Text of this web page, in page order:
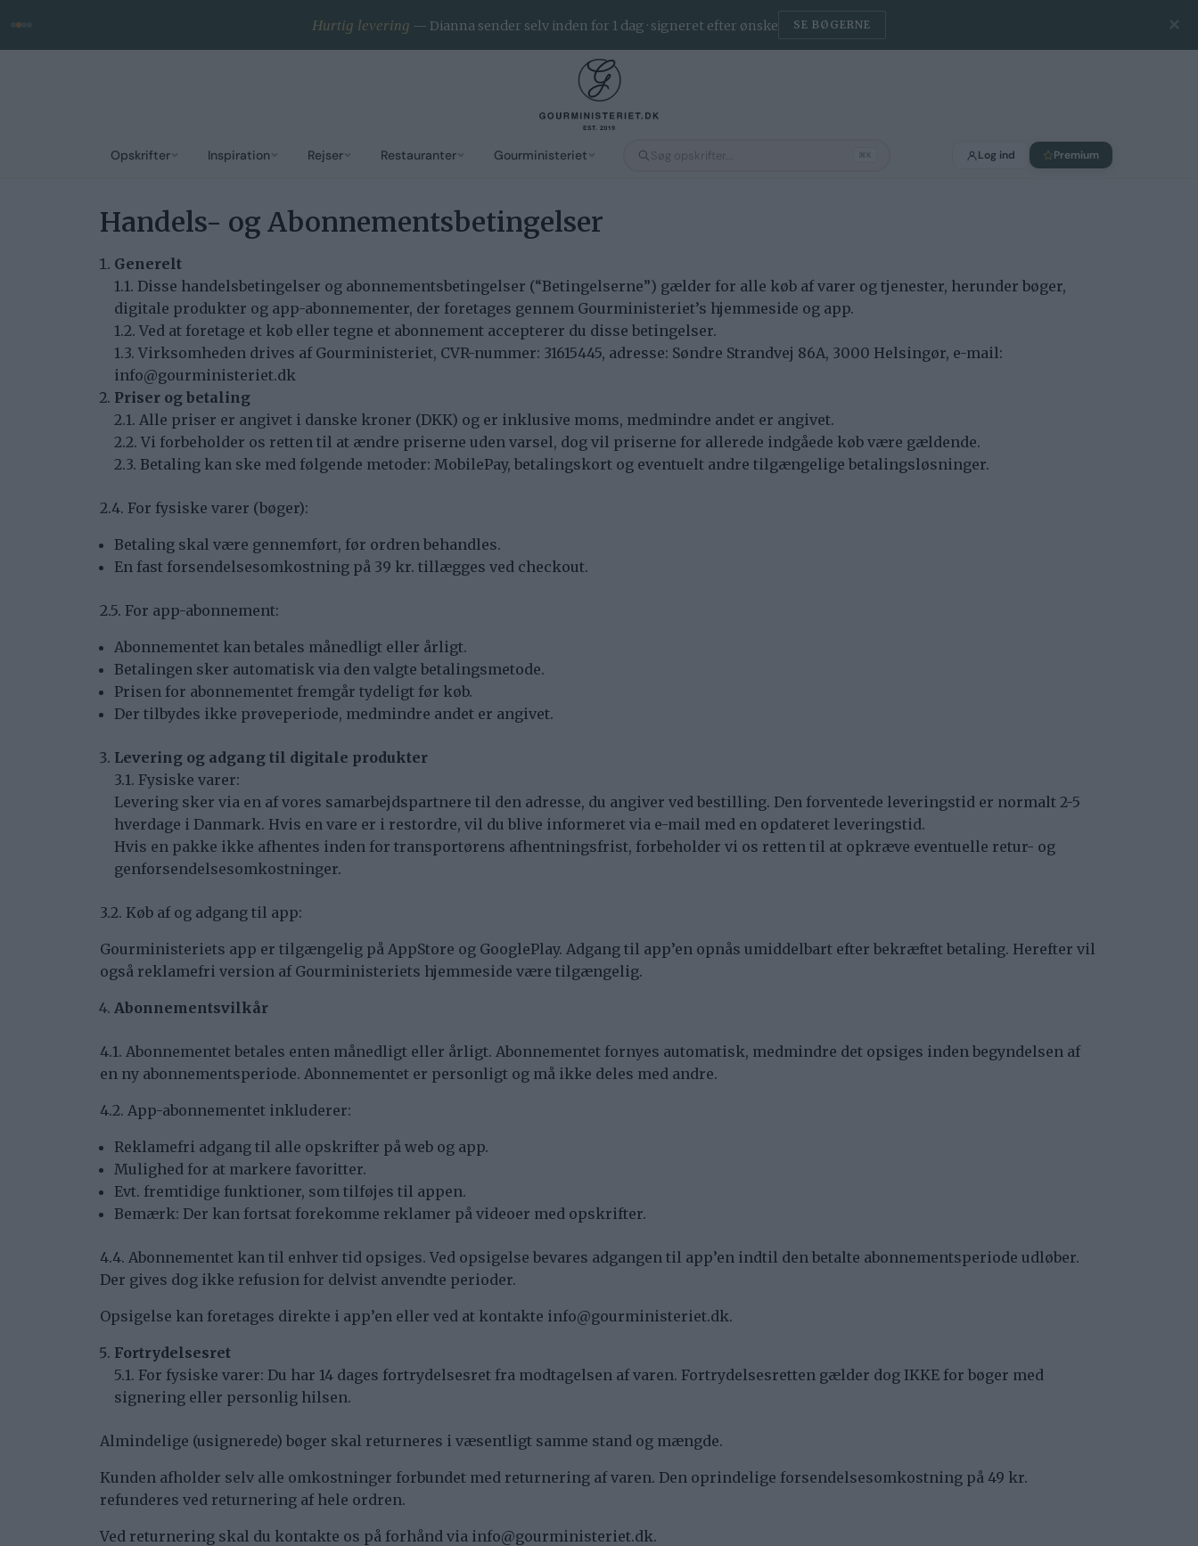
Opskrifter Inspiration Rejser Restauranter Gourministeriet ⌘K Log ind Premium
Hurtig levering — Dianna sender selv inden for 1 dag · signeret efter ønske SE BØGERNE ✕
Handels- og Abonnementsbetingelser
Generelt
1.1. Disse handelsbetingelser og abonnementsbetingelser (“Betingelserne”) gælder for alle køb af varer og tjenester, herunder bøger,
digitale produkter og app-abonnementer, der foretages gennem Gourministeriet’s hjemmeside og app.
1.2. Ved at foretage et køb eller tegne et abonnement accepterer du disse betingelser.
1.3. Virksomheden drives af Gourministeriet, CVR-nummer: 31615445, adresse: Søndre Strandvej 86A, 3000 Helsingør, e-mail:
info@gourministeriet.dk
Priser og betaling
2.1. Alle priser er angivet i danske kroner (DKK) og er inklusive moms, medmindre andet er angivet.
2.2. Vi forbeholder os retten til at ændre priserne uden varsel, dog vil priserne for allerede indgåede køb være gældende.
2.3. Betaling kan ske med følgende metoder: MobilePay, betalingskort og eventuelt andre tilgængelige betalingsløsninger.
2.4. For fysiske varer (bøger):
Betaling skal være gennemført, før ordren behandles.
En fast forsendelsesomkostning på 39 kr. tillægges ved checkout.
2.5. For app-abonnement:
Abonnementet kan betales månedligt eller årligt.
Betalingen sker automatisk via den valgte betalingsmetode.
Prisen for abonnementet fremgår tydeligt før køb.
Der tilbydes ikke prøveperiode, medmindre andet er angivet.
Levering og adgang til digitale produkter
3.1. Fysiske varer:
Levering sker via en af vores samarbejdspartnere til den adresse, du angiver ved bestilling. Den forventede leveringstid er normalt 2-5
hverdage i Danmark. Hvis en vare er i restordre, vil du blive informeret via e-mail med en opdateret leveringstid.
Hvis en pakke ikke afhentes inden for transportørens afhentningsfrist, forbeholder vi os retten til at opkræve eventuelle retur- og
genforsendelsesomkostninger.
3.2. Køb af og adgang til app:
Gourministeriets app er tilgængelig på AppStore og GooglePlay. Adgang til app’en opnås umiddelbart efter bekræftet betaling. Herefter vil
også reklamefri version af Gourministeriets hjemmeside være tilgængelig.
Abonnementsvilkår
4.1. Abonnementet betales enten månedligt eller årligt. Abonnementet fornyes automatisk, medmindre det opsiges inden begyndelsen af
en ny abonnementsperiode. Abonnementet er personligt og må ikke deles med andre.
4.2. App-abonnementet inkluderer:
Reklamefri adgang til alle opskrifter på web og app.
Mulighed for at markere favoritter.
Evt. fremtidige funktioner, som tilføjes til appen.
Bemærk: Der kan fortsat forekomme reklamer på videoer med opskrifter.
4.4. Abonnementet kan til enhver tid opsiges. Ved opsigelse bevares adgangen til app’en indtil den betalte abonnementsperiode udløber.
Der gives dog ikke refusion for delvist anvendte perioder.
Opsigelse kan foretages direkte i app’en eller ved at kontakte info@gourministeriet.dk.
Fortrydelsesret
5.1. For fysiske varer: Du har 14 dages fortrydelsesret fra modtagelsen af varen. Fortrydelsesretten gælder dog IKKE for bøger med
signering eller personlig hilsen.
Almindelige (usignerede) bøger skal returneres i væsentligt samme stand og mængde.
Kunden afholder selv alle omkostninger forbundet med returnering af varen. Den oprindelige forsendelsesomkostning på 49 kr.
refunderes ved returnering af hele ordren.
Ved returnering skal du kontakte os på forhånd via info@gourministeriet.dk.